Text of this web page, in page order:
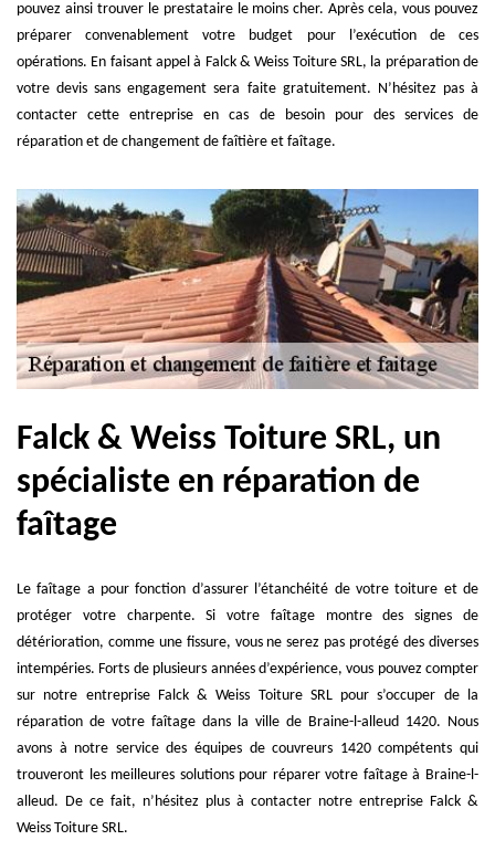
pouvez ainsi trouver le prestataire le moins cher. Après cela, vous pouvez
préparer convenablement votre budget pour l’exécution de ces
opérations. En faisant appel à Falck & Weiss Toiture SRL, la préparation de
votre devis sans engagement sera faite gratuitement. N’hésitez pas à
contacter cette entreprise en cas de besoin pour des services de
réparation et de changement de faîtière et faîtage.
Falck & Weiss Toiture SRL, un
spécialiste en réparation de
faîtage
Le faîtage a pour fonction d’assurer l’étanchéité de votre toiture et de
protéger votre charpente. Si votre faîtage montre des signes de
détérioration, comme une fissure, vous ne serez pas protégé des diverses
intempéries. Forts de plusieurs années d’expérience, vous pouvez compter
sur notre entreprise Falck & Weiss Toiture SRL pour s’occuper de la
réparation de votre faîtage dans la ville de Braine-l-alleud 1420. Nous
avons à notre service des équipes de couvreurs 1420 compétents qui
trouveront les meilleures solutions pour réparer votre faîtage à Braine-l-
alleud. De ce fait, n’hésitez plus à contacter notre entreprise Falck &
Weiss Toiture SRL.